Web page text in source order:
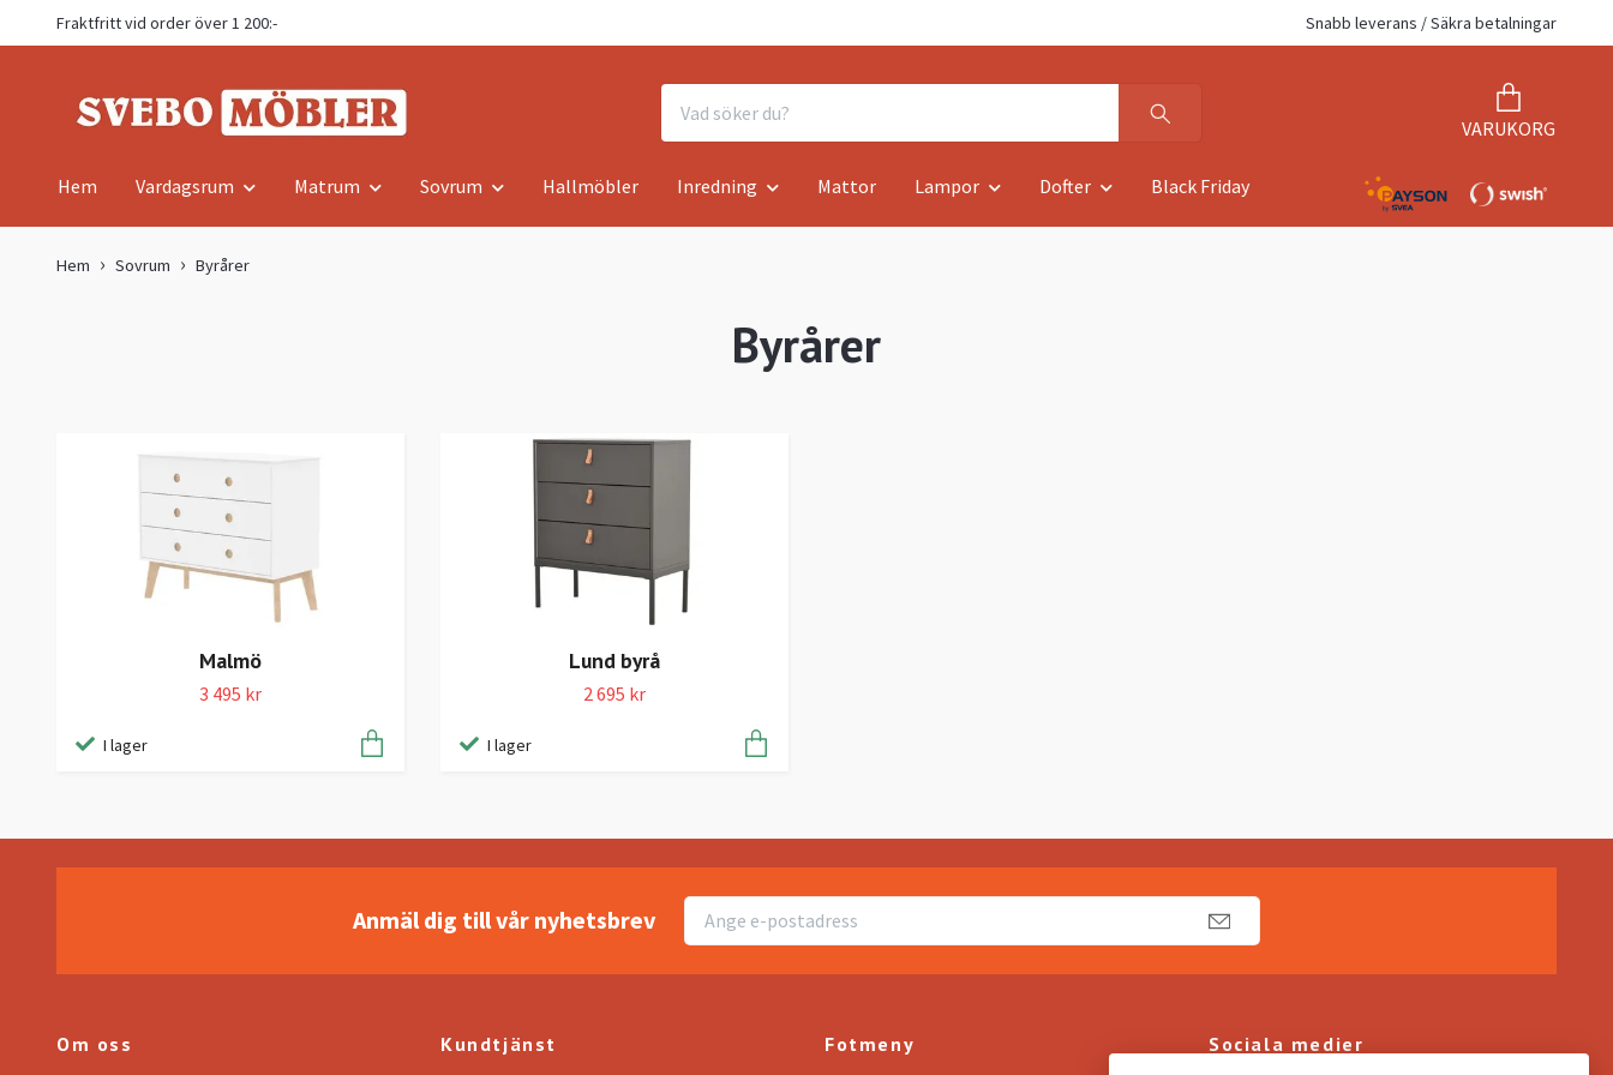
Fraktfritt vid order över 1 200:- Snabb leverans / Säkra betalningar
VARUKORG
Hem Vardagsrum Matrum Sovrum Hallmöbler Inredning Mattor Lampor Dofter Black Friday
Hem Sovrum Byrårer
Byrårer
Malmö
3 495 kr
I lager
Lund byrå
2 695 kr
I lager
Anmäl dig till vår nyhetsbrev
Om oss Kundtjänst Fotmeny Sociala medier